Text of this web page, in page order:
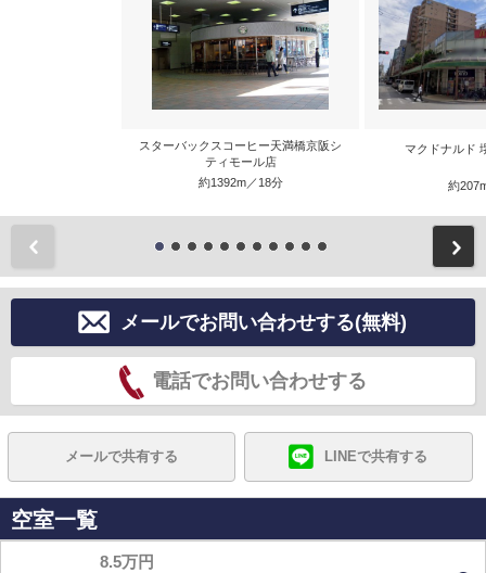
スターバックスコーヒー天満橋京阪シ
ティモール店
約1392m／18分
マクドナルド
約
メールでお問い合わせする(無料)
電話でお問い合わせする
メールで共有する LINEで共有する
空室一覧
8.5万円